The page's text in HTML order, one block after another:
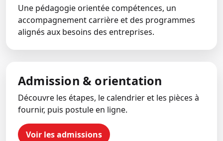
Une pédagogie orientée compétences, un
accompagnement carrière et des programmes
alignés aux besoins des entreprises.
Admission & orientation
Découvre les étapes, le calendrier et les pièces à
fournir, puis postule en ligne.
Voir les admissions